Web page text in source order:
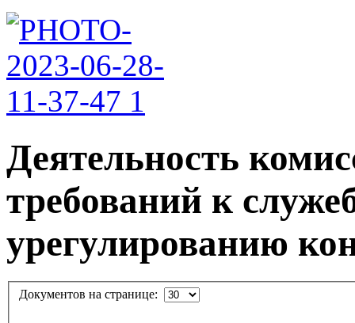
Деятельность
требований к
урегулированию
Документов на странице: